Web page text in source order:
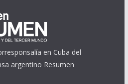
en Cuba del
argentino Resumen